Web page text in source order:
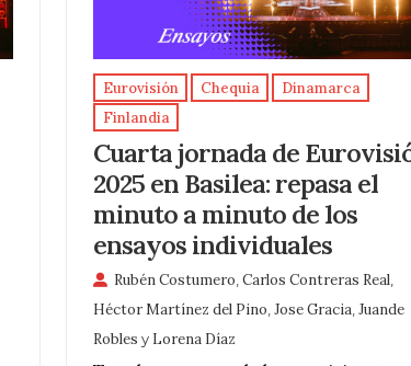
Eurovisión Chequia
Dinamarca
Finlandia
Cuarta jornada de
2025 en Basilea: repasa el
minuto a minuto de los
ensayos individuales
Rubén Costumero ,Carlos Contreras Real
Héctor Martínez del Pino ,Jose Gracia ,Juande
Robles y Lorena Díaz